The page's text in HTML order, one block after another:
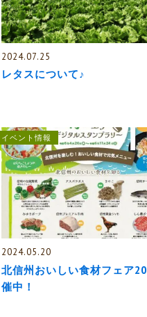
2024.07.25
レタスについて♪
イベント情報
2024.05.20
北信州おいしい食材フェア
催中！